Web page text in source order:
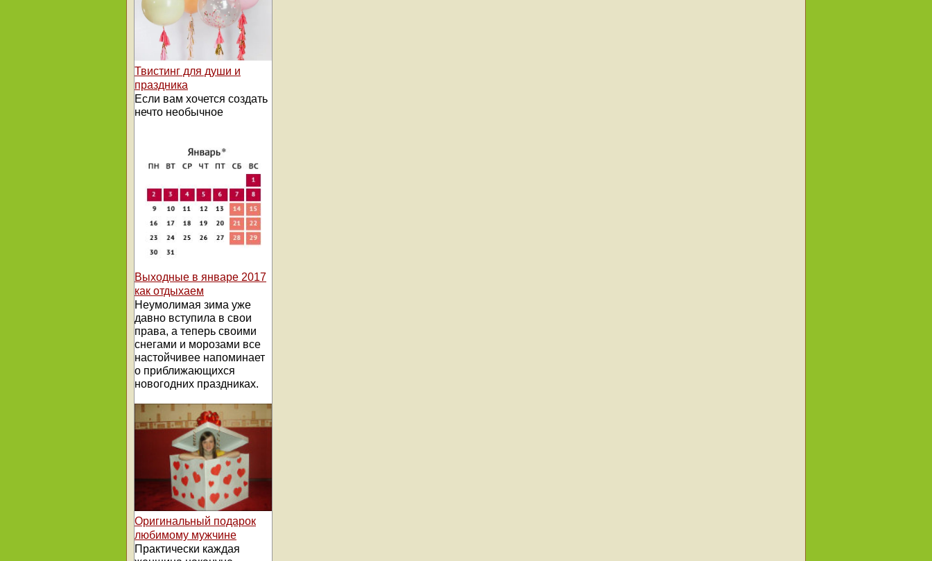
Твистинг для души и
праздника
Если вам хочется создать
нечто необычное
Выходные в январе 2017
как отдыхаем
Неумолимая зима уже
давно вступила в свои
права, а теперь своими
снегами и морозами все
настойчивее напоминает
о приближающихся
новогодних праздниках.
Оригинальный подарок
любимому мужчине
Практически каждая